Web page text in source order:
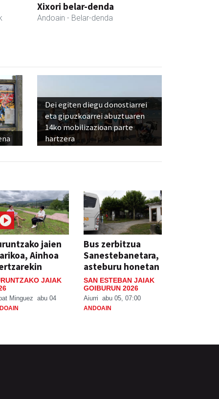
Xixori belar-denda
Andoain - Belar-denda
Dei egiten diegu donostiarrei
eta gipuzkoarrei abuztuaren
14ko mobilizazioan parte
hartzera
jaien
Ainhoa
JAIAK
Minguez abu 04
Bus zerbitzua
Sanestebanetara,
asteburu honetan
SAN ESTEBAN JAIAK
GOIBURUN 2026
Aiurri abu 05, 07:00
ANDOAIN